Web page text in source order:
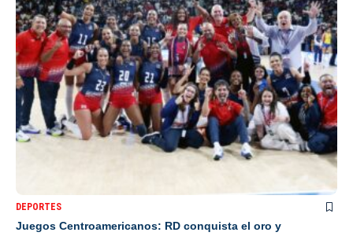
DEPORTES
Juegos Centroamericanos: RD conquista el oro y